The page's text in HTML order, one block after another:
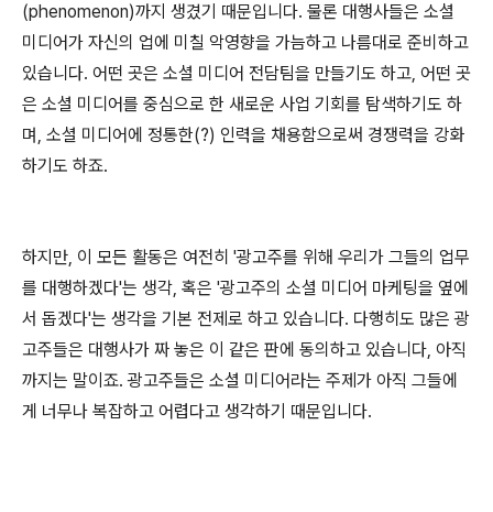
(phenomenon)까지 생겼기 때문입니다. 물론 대행사들은 소셜
미디어가 자신의 업에 미칠 악영향을 가늠하고 나름대로 준비하고
있습니다. 어떤 곳은 소셜 미디어 전담팀을 만들기도 하고, 어떤 곳
은 소셜 미디어를 중심으로 한 새로운 사업 기회를 탐색하기도 하
며, 소셜 미디어에 정통한(?) 인력을 채용함으로써 경쟁력을 강화
하기도 하죠.
하지만, 이 모든 활동은 여전히 '광고주를 위해 우리가 그들의 업무
를 대행하겠다'는 생각, 혹은 '광고주의 소셜 미디어 마케팅을 옆에
서 돕겠다'는 생각을 기본 전제로 하고 있습니다. 다행히도 많은 광
고주들은 대행사가 짜 놓은 이 같은 판에 동의하고 있습니다, 아직
까지는 말이죠. 광고주들은 소셜 미디어라는 주제가 아직 그들에
게 너무나 복잡하고 어렵다고 생각하기 때문입니다.